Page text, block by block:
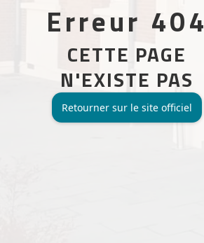
Erreur 404
CETTE PAGE
N'EXISTE PAS
Retourner sur le site officiel